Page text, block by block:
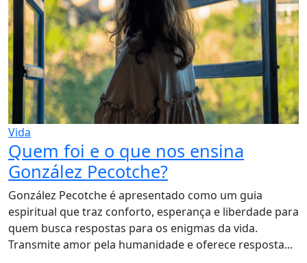
Vida
Quem foi e o que nos ensina
González Pecotche?
González Pecotche é apresentado como um guia
espiritual que traz conforto, esperança e liberdade para
quem busca respostas para os enigmas da vida.
Transmite amor pela humanidade e oferece resposta...